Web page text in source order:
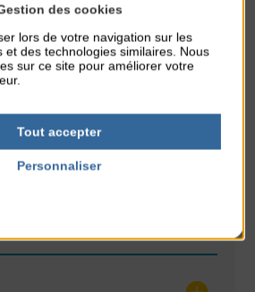
des cookies
lors de votre navigation sur les
et des technologies similaires. Nous
sur ce site pour améliorer votre
Tout accepter
Personnaliser